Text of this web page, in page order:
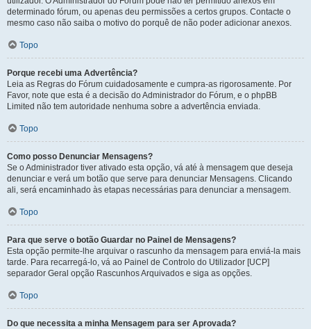
determinado fórum, ou apenas deu permissões a certos grupos. Contacte o
mesmo caso não saiba o motivo do porquê de não poder adicionar anexos.
Topo
Porque recebi uma Advertência?
Leia as Regras do Fórum cuidadosamente e cumpra-as rigorosamente. Por
Favor, note que esta é a decisão do Administrador do Fórum, e o phpBB
Limited não tem autoridade nenhuma sobre a advertência enviada.
Topo
Como posso Denunciar Mensagens?
Se o Administrador tiver ativado esta opção, vá até à mensagem que deseja
denunciar e verá um botão que serve para denunciar Mensagens. Clicando
ali, será encaminhado às etapas necessárias para denunciar a mensagem.
Topo
Para que serve o botão Guardar no Painel de Mensagens?
Esta opção permite-lhe arquivar o rascunho da mensagem para enviá-la mais
tarde. Para recarregá-lo, vá ao Painel de Controlo do Utilizador [UCP]
separador Geral opção Rascunhos Arquivados e siga as opções.
Topo
Do que necessita a minha Mensagem para ser Aprovada?